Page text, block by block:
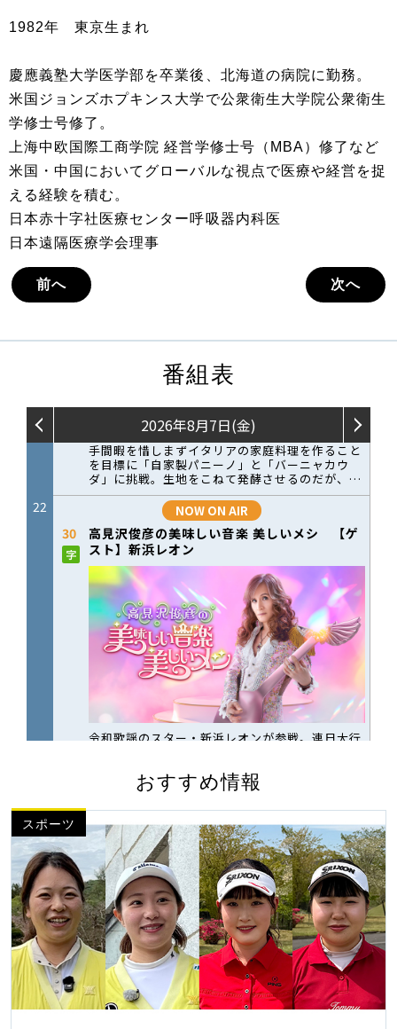
1982年 東京生まれ
慶應義塾大学医学部を卒業後、北海道の病院に勤務。
米国ジョンズホプキンス大学で公衆衛生大学院公衆衛生
学修士号修了。
上海中欧国際工商学院 経営学修士号（MBA）修了など
米国・中国においてグローバルな視点で医療や経営を捉
える経験を積む。
日本赤十字社医療センター呼吸器内科医
日本遠隔医療学会理事
前へ 次へ
番組表
おすすめ情報
スポーツ